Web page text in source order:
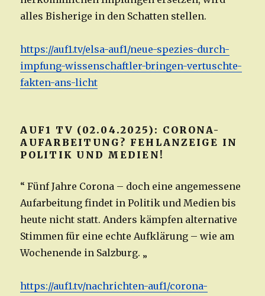
alles Bisherige in den Schatten stellen.
https://auf1.tv/elsa-auf1/neue-spezies-durch-
impfung-wissenschaftler-bringen-vertuschte-
fakten-ans-licht
AUF1 TV (02.04.2025): CORONA-
AUFARBEITUNG? FEHLANZEIGE IN
POLITIK UND MEDIEN!
“ Fünf Jahre Corona – doch eine angemessene
Aufarbeitung findet in Politik und Medien bis
heute nicht statt. Anders kämpfen alternative
Stimmen für eine echte Aufklärung – wie am
Wochenende in Salzburg. „
https://auf1.tv/nachrichten-auf1/corona-